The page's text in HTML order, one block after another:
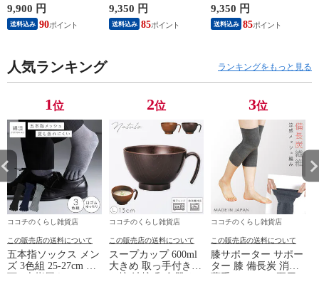
れが取れる パジャマ
血行促進 肩こり 腰
痛対策 疲れ 軽減 ル
ゼント 敬老の日 男
性用 安眠サポート
プルデザイン 杢グレ
9,900 円
送料込み 90
ンツ 春夏用【一般医
療機器】部屋着 肩こ
り 冷え性 疲れが取
ームウェア リカバリ
9,350 円
送料込み 85
ンツ 春夏用【一般医
療機器】部屋着 肩こ
り 冷え性 疲れが取
パが良い お得 安い
ームウェア リカバリ
9,350 円
送料込み 85
人気ランキング ランキングをもっと見る
1位
ココチのくらし雑貨店
この販売店の送料について
五本指ソックス メン
ズ 3色組 25-27cm 靴
2位
ココチのくらし雑貨店
この販売店の送料について
スープカップ 600ml
大きめ 取っ手付き
3位
ココチのくらし雑貨店
この販売店の送料について
膝サポーター サポー
ター 膝 備長炭 消臭